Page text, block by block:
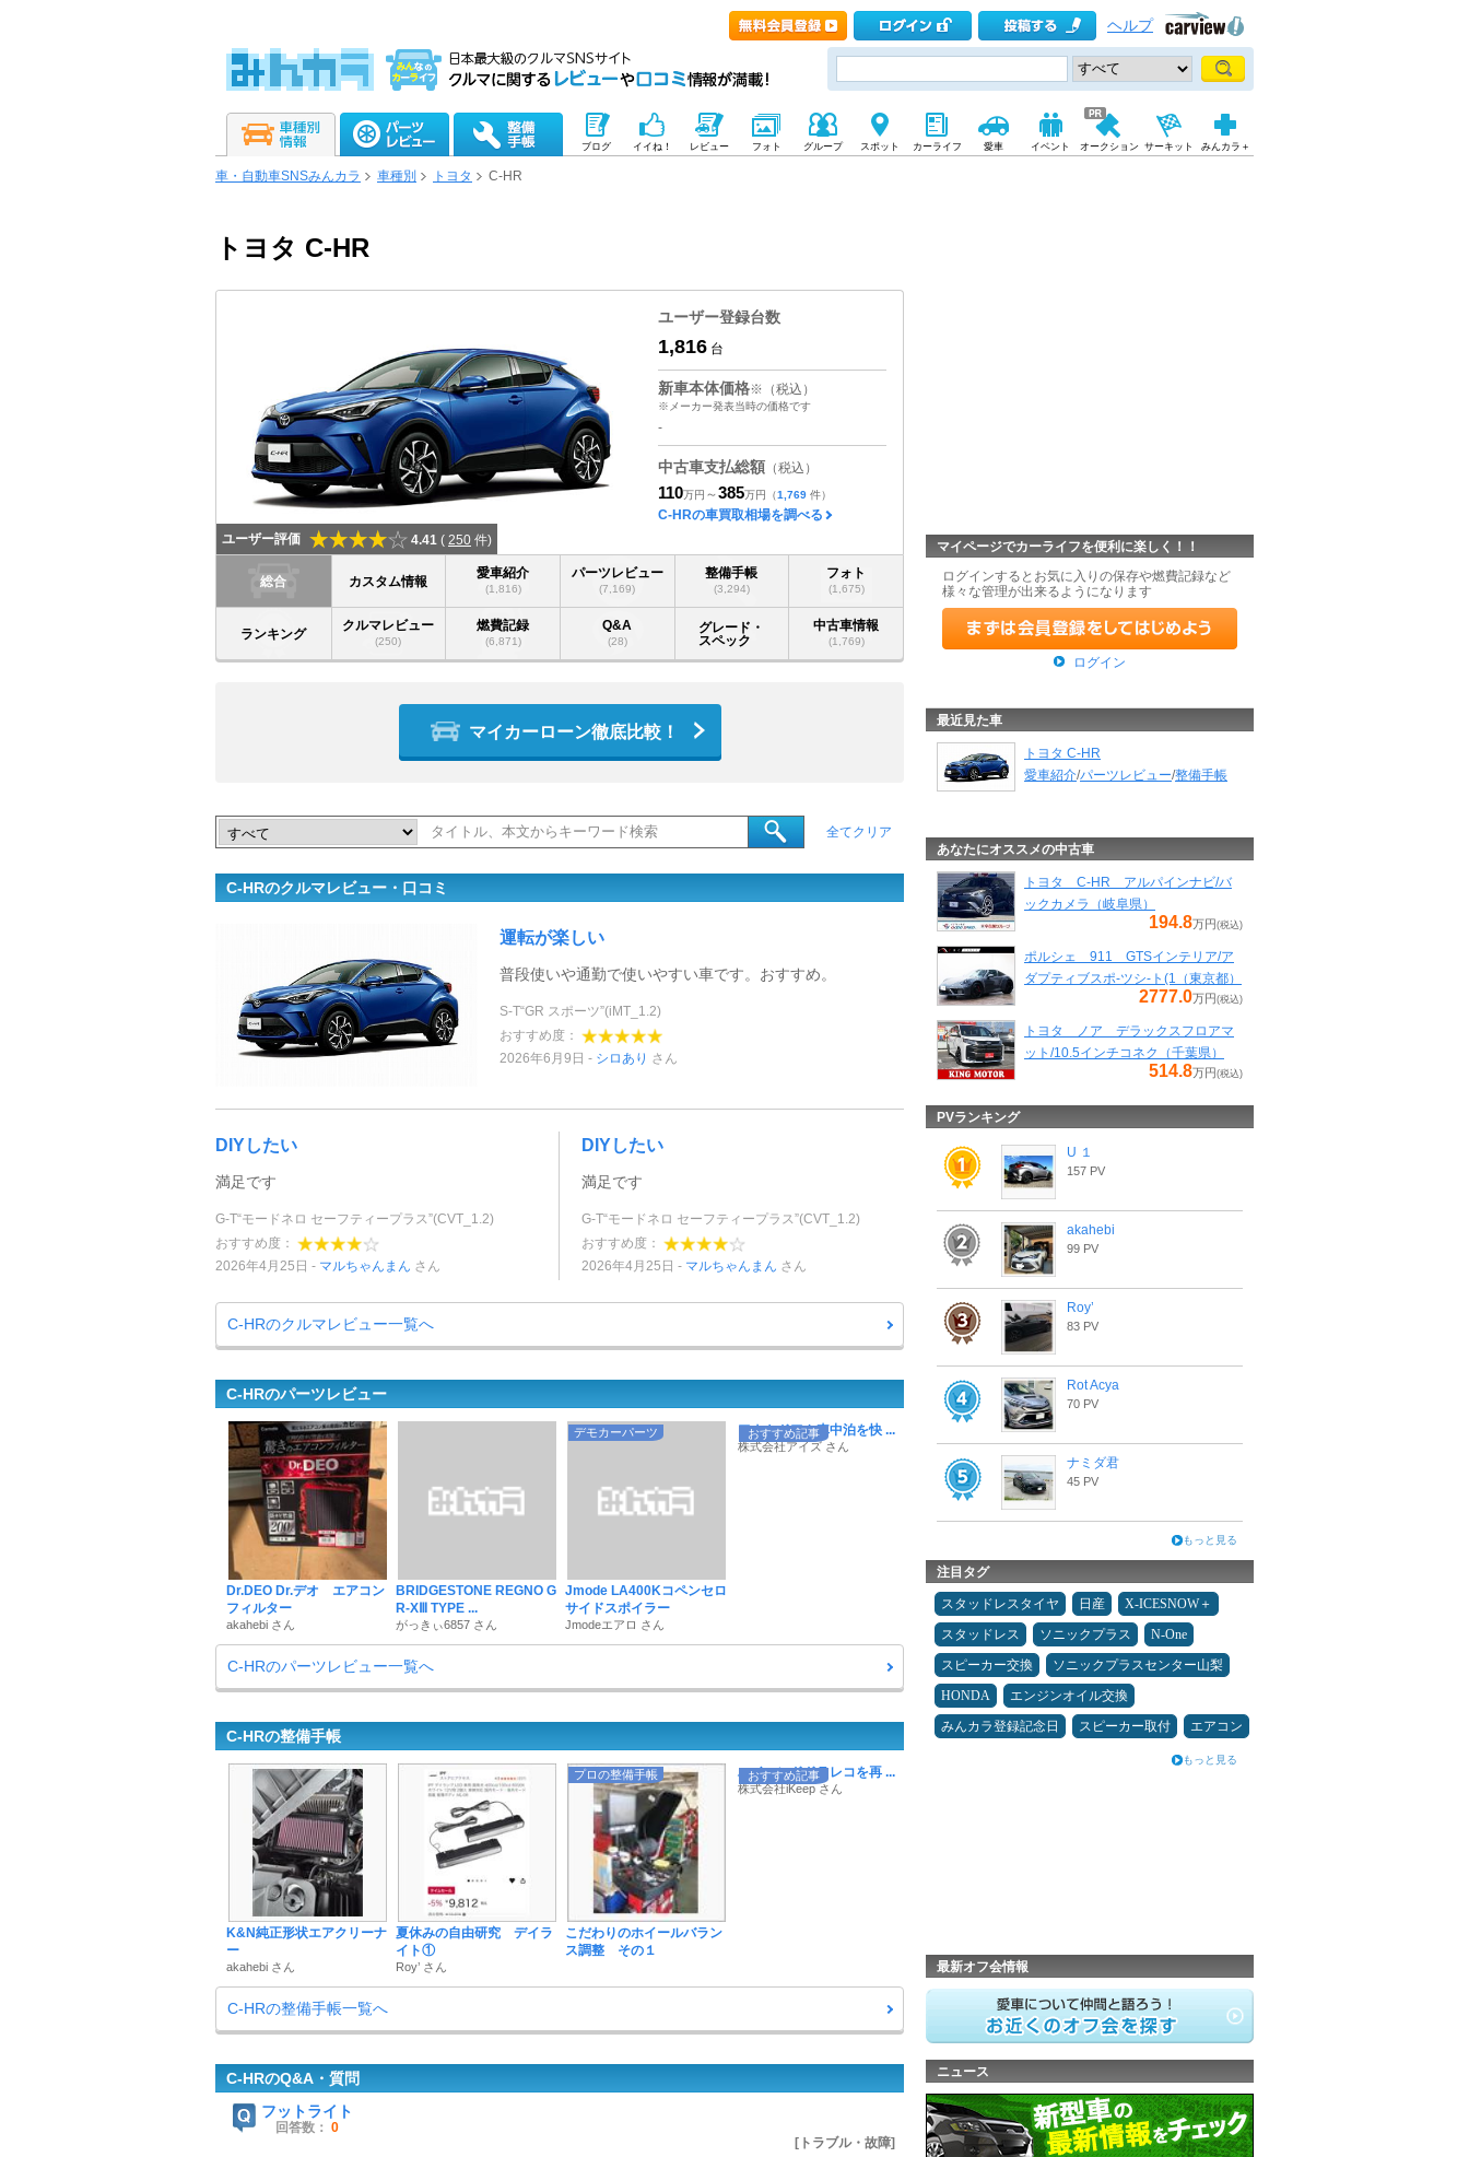
ヘルプ
ブログ イイね！ レビュー フォト グループ スポット カーライフ 愛車 イベント オークション サーキット みんカラ＋
車・自動車SNSみんカラ 車種別 トヨタ C-HR
トヨタ C-HR
ユーザー評価 4.41 ( 250 件)
ユーザー登録台数
1,816 台
新車本体価格※（税込）
※メーカー発表当時の価格です
-
中古車支払総額 （税込）
110万円 ～385万円 （1,769 件）
C-HRの車買取相場を調べる
総合 カスタム情報
愛車紹介
(1,816)
パーツレビュー
(7,169)
整備手帳
(3,294)
フォト
(1,675)
ランキング
クルマレビュー
(250)
燃費記録
(6,871)
Q&A
(28)
グレード・
スペック
中古車情報
(1,769)
マイカーローン徹底比較！
全てクリア
C-HRのクルマレビュー・口コミ
運転が楽しい
普段使いや通勤で使いやすい車です。おすすめ。
S-T“GR スポーツ”(iMT_1.2)
おすすめ度：
2026年6月9日
シロあり さん
DIYしたい
満足です
G-T“モードネロ セーフティープラス”(CVT_1.2)
おすすめ度：
2026年4月25日
マルちゃんまん さん
DIYしたい
満足です
G-T“モードネロ セーフティープラス”(CVT_1.2)
おすすめ度：
2026年4月25日
マルちゃんまん さん
C-HRのクルマレビュー一覧へ
C-HRのパーツレビュー
Dr.DEO Dr.デオ エアコン
フィルター
akahebi さん
BRIDGESTONE REGNO G
R-XⅢ TYPE ...
がっきぃ6857 さん
デモカーパーツ
Jmode LA400Kコペンセロ
サイドスポイラー
Jmodeエアロ さん
おすすめ記事
アウトドアや車中泊を快 ...
株式会社アイズ さん
C-HRのパーツレビュー一覧へ
C-HRの整備手帳
K&N純正形状エアクリーナ
ー
akahebi さん
夏休みの自由研究 デイラ
イト①
Roy’ さん
プロの整備手帳
こだわりのホイールバラン
ス調整 その１
おすすめ記事
ハイエンドドラレコを再 ...
株式会社iKeep さん
C-HRの整備手帳一覧へ
C-HRのQ&A・質問
フットライト
回答数： 0
[トラブル・故障]
マイページでカーライフを便利に楽しく！！
ログインするとお気に入りの保存や燃費記録など
様々な管理が出来るようになります
ログイン
最近見た車
トヨタ C-HR
愛車紹介/パーツレビュー/整備手帳
あなたにオススメの中古車
トヨタ C-HR アルパインナビ/バ
ックカメラ（岐阜県）
194.8万円 (税込)
ポルシェ 911 GTSインテリア/ア
ダプティブスポ-ツシ-ト(1（東京都）
2777.0万円 (税込)
トヨタ ノア デラックスフロアマ
ット/10.5インチコネク（千葉県）
514.8万円 (税込)
PVランキング
U １
157 PV
akahebi
99 PV
Roy’
83 PV
Rot Acya
70 PV
ナミダ君
45 PV
もっと見る
注目タグ
スタッドレスタイヤ 日産
X-ICESNOW＋
スタッドレス
ソニックプラス
N-One
スピーカー交換
ソニックプラスセンター山梨
HONDA
エンジンオイル交換
みんカラ登録記念日
スピーカー取付 エアコン
もっと見る
最新オフ会情報
ニュース